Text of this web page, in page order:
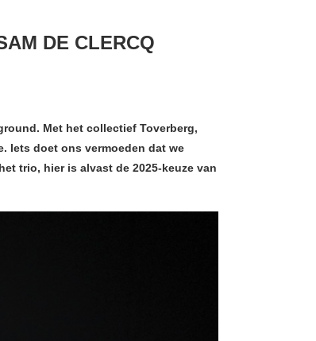
DE CLERCQ
Met het collectief Toverberg,
Iets doet ons vermoeden dat we
trio, hier is alvast de 2025-keuze van